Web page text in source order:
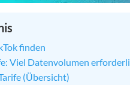
finden
Viel Datenvolumen
(Übersicht)